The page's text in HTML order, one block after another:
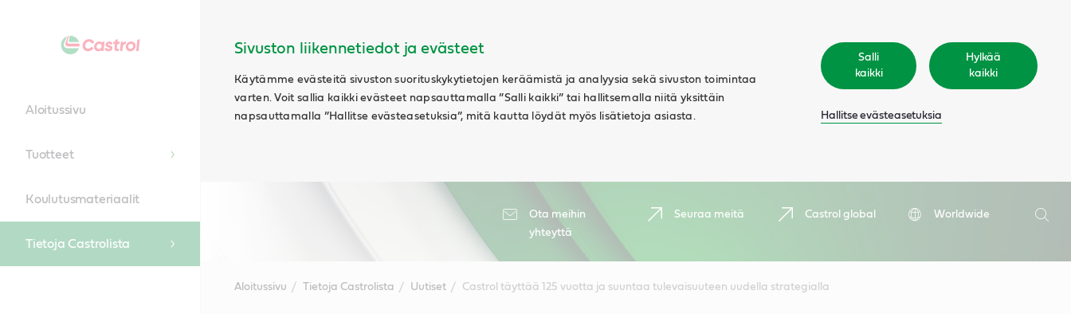
Sivuston liikennetiedot ja evästeet
Käytämme evästeitä sivuston suorituskykytietojen keräämistä ja analyysia sekä sivuston toimintaa
varten. Voit sallia kaikki evästeet napsauttamalla ”Salli kaikki” tai hallitsemalla niitä yksittäin
napsauttamalla ”Hallitse evästeasetuksia”, mitä kautta löydät myös lisätietoja asiasta.
Salli
kaikki
Hylkää
kaikki
Hallitse evästeasetuksia
Ota meihin
yhteyttä
Seuraa meitä Castrol global
Worldwide
Hae
Aloitussivu
Tuotteet
Koulutusmateriaalit
Tietoja Castrolista
Aloitussivu Tietoja Castrolista Uutiset Castrol täyttää 125 vuotta ja suuntaa tulevaisuuteen uudella strategialla